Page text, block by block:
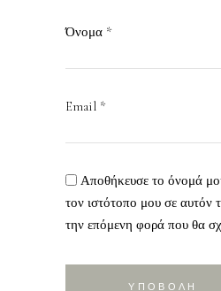
Όνομα *
Email *
Αποθήκευσε το όνομά
τον ιστότοπο μου σε αυτόν
την επόμενη φορά που θα